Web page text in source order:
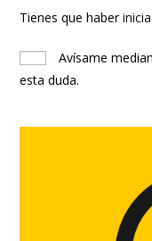
Tienes que haber
Avísame
esta duda.